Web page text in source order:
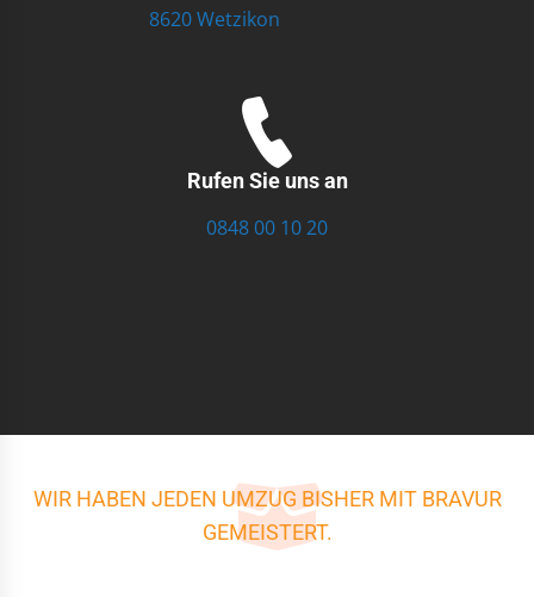
8620 Wetzikon
Rufen Sie uns an
0848 00 10 20
WIR HABEN JEDEN UMZUG BISHER MIT BRAVUR
GEMEISTERT.